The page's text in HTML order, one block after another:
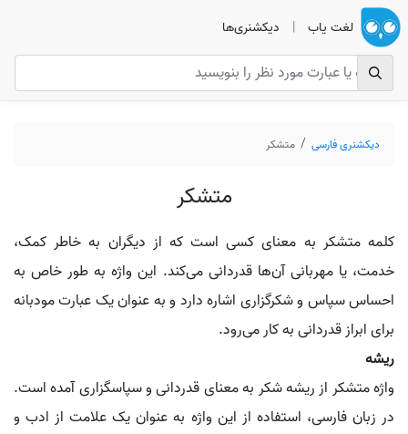
لغت یاب | دیکشنری‌ها
دیکشنری فارسی متشکر
متشکر
کلمه متشکر به معنای کسی است که از دیگران به خاطر کمک،
خدمت، یا مهربانی آن‌ها قدردانی می‌کند. این واژه به طور خاص به
احساس سپاس و شکرگزاری اشاره دارد و به عنوان یک عبارت مودبانه
برای ابراز قدردانی به کار می‌رود.
ریشه
واژه متشکر از ریشه شکر به معنای قدردانی و سپاسگزاری آمده است.
در زبان فارسی، استفاده از این واژه به عنوان یک علامت از ادب و